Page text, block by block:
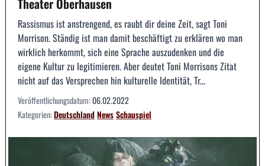
Rassismus ist anstrengend, es raubt dir deine Zeit, sagt Toni
Morrison. Ständig ist man damit beschäftigt zu erklären wo man
wirklich herkommt, sich eine Sprache auszudenken und die
eigene Kultur zu legitimieren. Aber deutet Toni Morrisons Zitat
nicht auf das Versprechen hin kulturelle Identität, Tr...
Veröffentlichungsdatum:06.02.2022
Kategorien:DeutschlandNewsSchauspiel